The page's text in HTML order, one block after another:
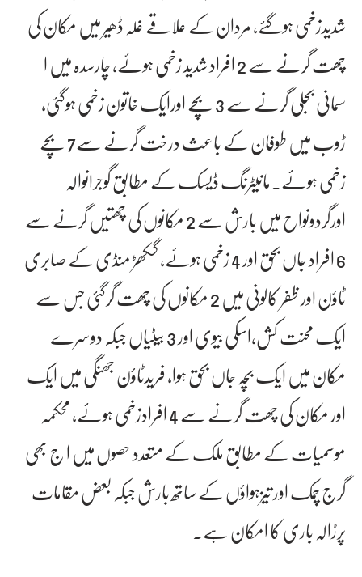
شدیدزخمی ہوگئے، مردان کے علاقے غلہ ڈھیر میں مکان کی
چھت گرنے سے 2 افراد شدید زخمی ہوئے، چارسدہ میں ا
سمانی بجلی گرنے سے 3 بچے اورایک خاتون زخمی ہوگئی،
ڑوب میں طوفان کے باعث درخت گرنے سے7 بچے
زخمی ہوئے۔مانیٹرنگ ڈیسک کے مطابق گوجرانوالہ
اورگردونواح میں بارش سے 2 مکانوں کی چھتیں گرنے سے
6 افراد جاں بحق اور 4 زخمی ہوئے، گکھڑ منڈی کے صابری
ٹاؤن اور ظفر کالونی میں 2 مکانوں کی چھت گرگئی جس سے
ایک محنت کش،اسکی بیوی اور 3 بیٹیاں جبکہ دوسرے
مکان میں ایک بچہ جاں بحق ہوا، فریدٹاؤن جھنگی میں ایک
اور مکان کی چھت گرنے سے 4 افرادزخمی ہوئے، محکمہ
موسمیات کے مطابق ملک کے متعدد حصوں میں ا ج بھی
گرج چمک اور تیزہواؤں کے ساتھ بارش جبکہ بعض مقامات
پرڑالہ باری کا امکان ہے۔